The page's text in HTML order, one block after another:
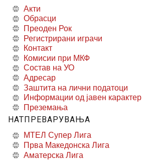
Акти
Обрасци
Преоден Рок
Регистрирани играчи
Контакт
Комисии при МКФ
Состав на УО
Адресар
Заштита на лични податоци
Информации од јавен карактер
Преземања
НАТПРЕВАРУВАЊА
МТЕЛ Супер Лига
Прва Македонска Лига
Аматерска Лига